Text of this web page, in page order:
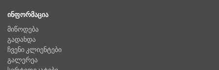
ᲘᲜᲤᲝᲠᲛᲐᲪᲘᲐ
მიწოდება
გადახდა
ჩვენი კლიენტები
გალერეა